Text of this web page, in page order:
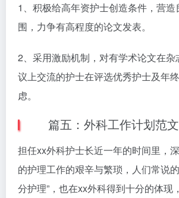
1、积极给高年资护士创造条件，营
围，力争有高程度的论文发表。
2、采用激励机制，对有学术论文在杂
议上交流的护士在评选优秀护士及年
虑。
篇五：外科工作计划范
担任xx外科护士长近一年的时间里，
的护理工作的艰辛与繁琐，人们常说
分护理”，也在xx外科得到十分的体现